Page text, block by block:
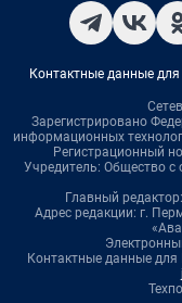
Контактные данные
Зарегистрировано
информационных
Регистрационный
Учредитель: Общество
Главный
Адрес редакции: г.
Контактные данные для